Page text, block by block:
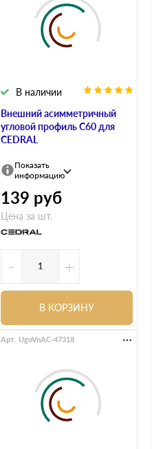
Внешний асимметричный
угловой профиль С60 для
CEDRAL
В наличии
Показать
информацию
139 руб
Цена за шт.
- +
В КОРЗИНУ
Арт. UgoVnAC-47318